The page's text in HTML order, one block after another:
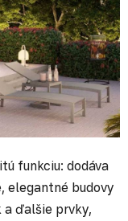
funkciu: dodáva
elegantné budovy
ďalšie prvky,